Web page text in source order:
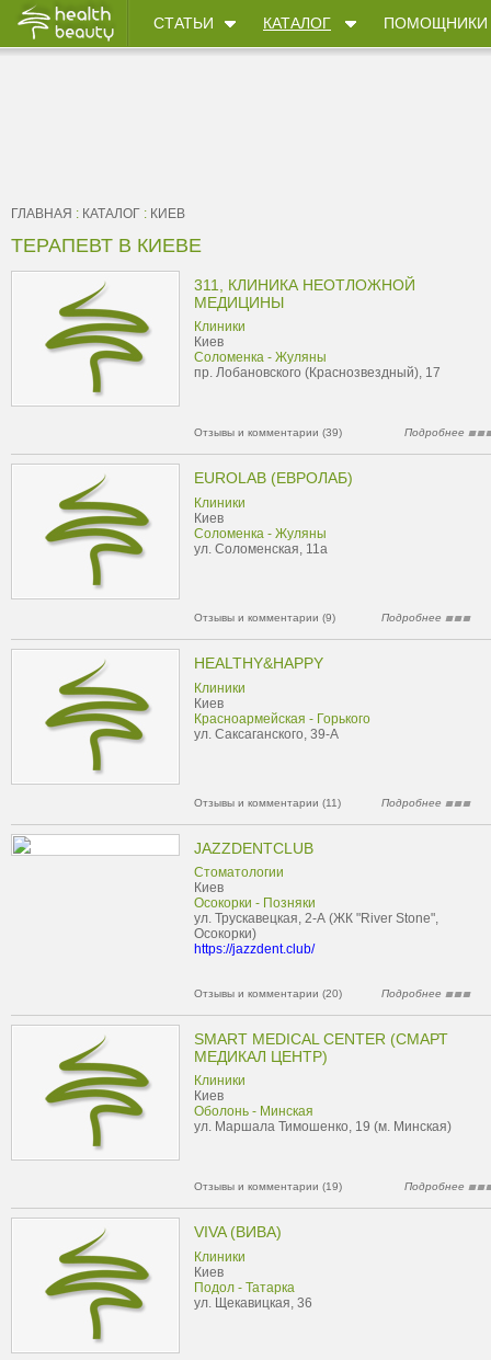
СТАТЬИ КАТАЛОГ ПОМОЩНИКИ
ГЛАВНАЯ : КАТАЛОГ : КИЕВ
ТЕРАПЕВТ В КИЕВЕ
311, КЛИНИКА НЕОТЛОЖНОЙ
МЕДИЦИНЫ
Клиники
Киев
Соломенка - Жуляны
пр. Лобановского (Краснозвездный), 17
Отзывы и комментарии (39) Подробнее
EUROLAB (ЕВРОЛАБ)
Клиники
Киев
Соломенка - Жуляны
ул. Соломенская, 11а
Отзывы и комментарии (9) Подробнее
HEALTHY&HAPPY
Клиники
Киев
Красноармейская - Горького
ул. Саксаганского, 39-А
Отзывы и комментарии (11) Подробнее
JAZZDENTCLUB
Стоматологии
Киев
Осокорки - Позняки
ул. Трускавецкая, 2-А (ЖК "River Stone",
Осокорки)
https://jazzdent.club/
Отзывы и комментарии (20) Подробнее
SMART MEDICAL CENTER (СМАРТ
МЕДИКАЛ ЦЕНТР)
Клиники
Киев
Оболонь - Минская
ул. Маршала Тимошенко, 19 (м. Минская)
Отзывы и комментарии (19) Подробнее
VIVA (ВИВА)
Клиники
Киев
Подол - Татарка
ул. Щекавицкая, 36